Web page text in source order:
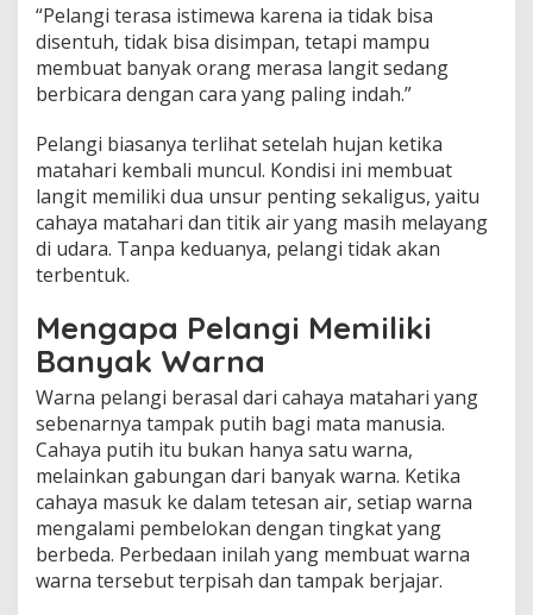
“Pelangi terasa istimewa karena ia tidak bisa
disentuh, tidak bisa disimpan, tetapi mampu
membuat banyak orang merasa langit sedang
berbicara dengan cara yang paling indah.”
Pelangi biasanya terlihat setelah hujan ketika
matahari kembali muncul. Kondisi ini membuat
langit memiliki dua unsur penting sekaligus, yaitu
cahaya matahari dan titik air yang masih melayang
di udara. Tanpa keduanya, pelangi tidak akan
terbentuk.
Mengapa Pelangi Memiliki
Banyak Warna
Warna pelangi berasal dari cahaya matahari yang
sebenarnya tampak putih bagi mata manusia.
Cahaya putih itu bukan hanya satu warna,
melainkan gabungan dari banyak warna. Ketika
cahaya masuk ke dalam tetesan air, setiap warna
mengalami pembelokan dengan tingkat yang
berbeda. Perbedaan inilah yang membuat warna
warna tersebut terpisah dan tampak berjajar.